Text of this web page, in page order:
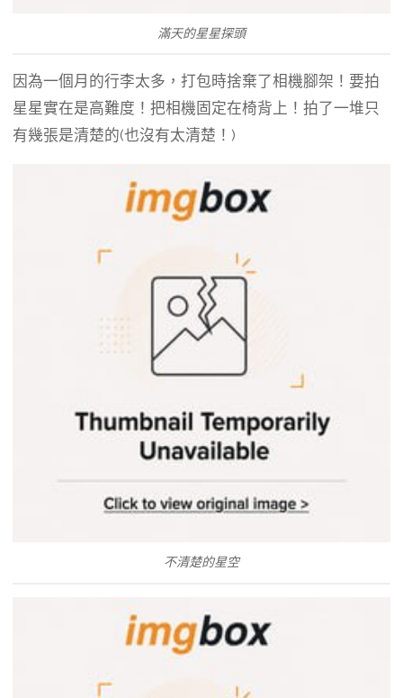
滿天的星星探頭
因為一個月的行李太多，打包時捨棄了相機腳架！要拍
星星實在是高難度！把相機固定在椅背上！拍了一堆只
有幾張是清楚的(也沒有太清楚！)
不清楚的星空